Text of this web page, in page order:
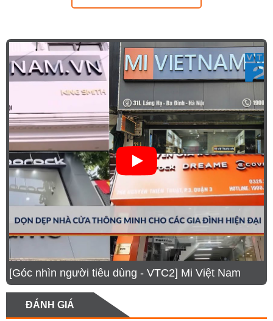
Mục lục
1.Ưu điểm nổi bật của robot hút bụi lau nhà Roborock
Qrevo EdgeT
2.Thiết kế siêu mỏng, làm sạch toàn diện tối ưu
[Góc nhìn người tiêu dùng - VTC2] Mi Việt Nam
ĐÁNH GIÁ